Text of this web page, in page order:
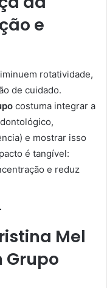
e
rotatividade,
de cuidado.
costuma integrar a
e mostrar isso
é tangível:
e reduz
Mel
Grupo